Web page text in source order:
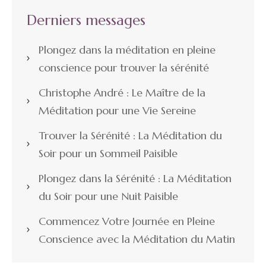
Derniers messages
Plongez dans la méditation en pleine
conscience pour trouver la sérénité
Christophe André : Le Maître de la
Méditation pour une Vie Sereine
Trouver la Sérénité : La Méditation du
Soir pour un Sommeil Paisible
Plongez dans la Sérénité : La Méditation
du Soir pour une Nuit Paisible
Commencez Votre Journée en Pleine
Conscience avec la Méditation du Matin